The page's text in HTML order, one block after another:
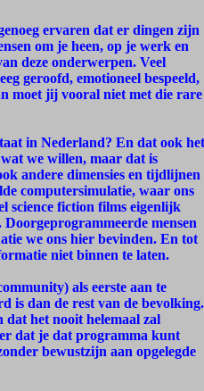
ervaren dat er dingen zijn
om je heen, op je werk en
deze onderwerpen. Veel
geroofd, emotioneel bespeeld,
moet jij vooral niet met die rare
in Nederland? En dat ook het
we willen, maar dat is
andere dimensies en tijdlijnen
computersimulatie, waar ons
science fiction films eigenlijk
mensen
we ons hier bevinden. En tot
niet binnen te laten.
als eerste aan te
is dan de rest van de bevolking.
dat het nooit helemaal zal
dat je dat programma kunt
bewustzijn aan opgelegde